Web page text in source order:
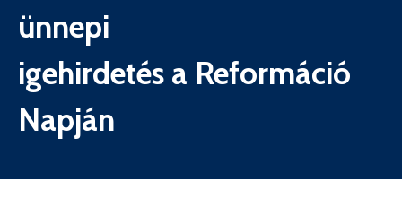
ünnepi
igehirdetés a Reformáció
Napján